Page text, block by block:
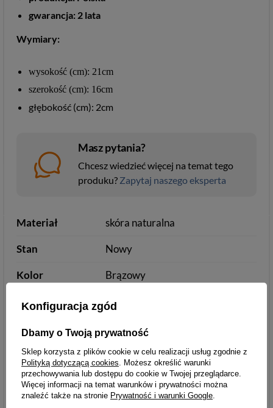
gwarancja: 2 lata
Wymiary:
wysokość (cm): 21cm
szerokość (cm): 16cm
głębokość (cm): 2cm
Masz pytania?
Chcesz wiedzieć więcej na temat tego
produku? Zapytaj naszego eksperta
Materiał skóra naturalna
Stan Nowy
Kolor Brązowy
Podmiot odpowiedzialny
za ten produkt na terenie
UE
Modeste sp. z o.o. sp.
Konfiguracja zgód
Dbamy o Twoją prywatność
Sklep korzysta z plików cookie w celu realizacji usług zgodnie z
Polityką dotyczącą cookies. Możesz określić warunki
przechowywania lub dostępu do cookie w Twojej przeglądarce.
Więcej informacji na temat warunków i prywatności można
znaleźć także na stronie Prywatność i warunki Google.